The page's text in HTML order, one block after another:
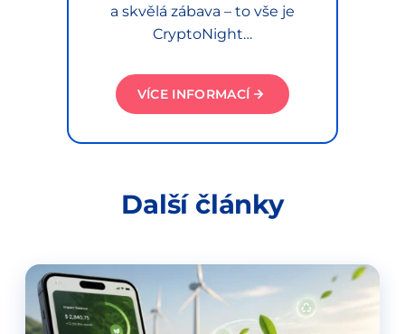
a skvělá zábava – to vše je
CryptoNight…
VÍCE INFORMACÍ
Další články